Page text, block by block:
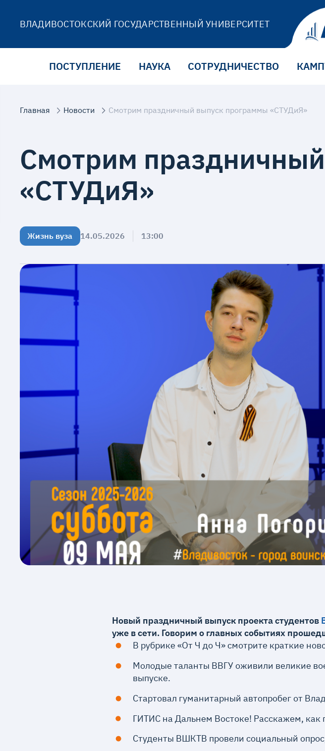
ВЛАДИВОСТОКСКИЙ ГОСУДАРСТВЕННЫЙ УНИВЕРСИТЕТ
ПОСТУПЛЕНИЕ НАУКА СОТРУДНИЧЕСТВО
Главная Новости Смотрим праздничный выпуск программы «СТУДиЯ»
Смотрим
«СТУДиЯ»
Жизнь вуза 14.05.2026 13:00
Новый праздничный выпуск проекта студентов
уже в сети. Говорим о главных событиях
В рубрике «От Ч до Ч» смотрите краткие
Молодые таланты ВВГУ оживили великие
выпуске.
Стартовал гуманитарный автопробег от
ГИТИС на Дальнем Востоке! Расскажем, как
Студенты ВШКТВ провели социальный